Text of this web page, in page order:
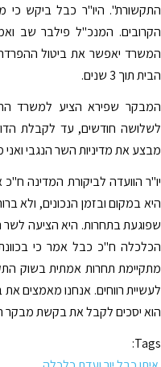
התקשורת". היו"ר כבל ביקש כי
הקרובים. המנכ"ל פילבר שב
הבית תוך 3 שנים.
המבקר שפירא הציע למשרד
מבצע את מדיניות השר הנגבי
יו"ר הוועדה לביקורת המדינה
היא במקום ובזמן הנכונים,
שפוגעת בתחרות. היא הציעה
הכלכלה ח"כ כבל אמר כי
מתקיימת תחרות אמתית בשוק
לעשיית רווחים. אנחנו מאמצים
הוא יסכים לקבל את בקשת מבקר
Tags: